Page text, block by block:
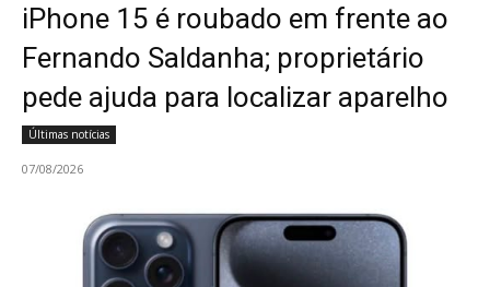
iPhone 15 é roubado em frente ao
Fernando Saldanha; proprietário
pede ajuda para localizar aparelho
Últimas notícias
07/08/2026